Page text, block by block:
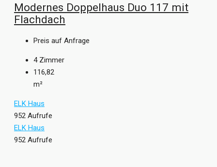
Modernes Doppelhaus Duo 117 mit
Flachdach
Preis auf Anfrage
4 Zimmer
116,82
m²
ELK Haus
952 Aufrufe
ELK Haus
952 Aufrufe